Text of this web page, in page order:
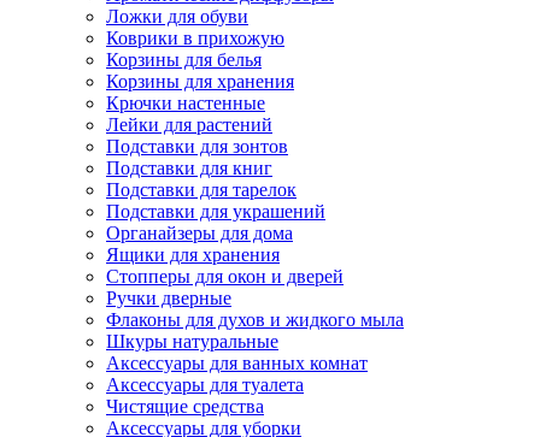
Ложки для обуви
Коврики в прихожую
Корзины для белья
Корзины для хранения
Крючки настенные
Лейки для растений
Подставки для зонтов
Подставки для книг
Подставки для тарелок
Подставки для украшений
Органайзеры для дома
Ящики для хранения
Стопперы для окон и дверей
Ручки дверные
Флаконы для духов и жидкого мыла
Шкуры натуральные
Аксессуары для ванных комнат
Аксессуары для туалета
Чистящие средства
Аксессуары для уборки